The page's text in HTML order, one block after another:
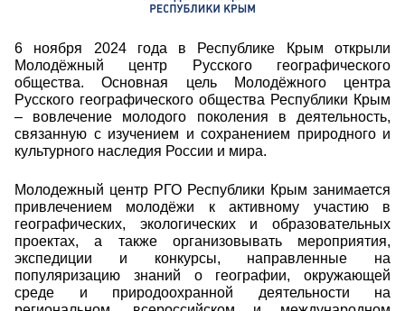
6 ноября 2024 года в Республике Крым открыли
Молодёжный центр Русского географического
общества. Основная цель Молодёжного центра
Русского географического общества Республики Крым
– вовлечение молодого поколения в деятельность,
связанную с изучением и сохранением природного и
культурного наследия России и мира.
Молодежный центр РГО Республики Крым занимается
привлечением молодёжи к активному участию в
географических, экологических и образовательных
проектах, а также организовывать мероприятия,
экспедиции и конкурсы, направленные на
популяризацию знаний о географии, окружающей
среде и природоохранной деятельности на